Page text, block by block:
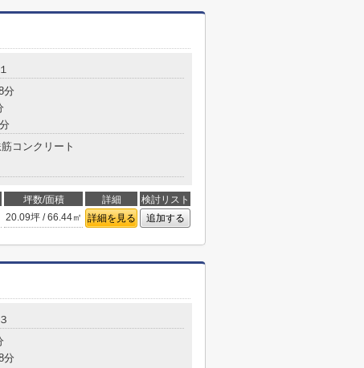
分
コンクリート
坪数/面積 詳細
検討リスト
20.09坪 / 66.44㎡ 詳細を見る 追加する
分